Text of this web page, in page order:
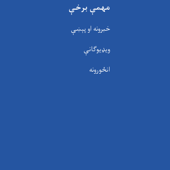
مهمې برخې
خبرونه او پېښې
ویډیوګانې
انځورونه